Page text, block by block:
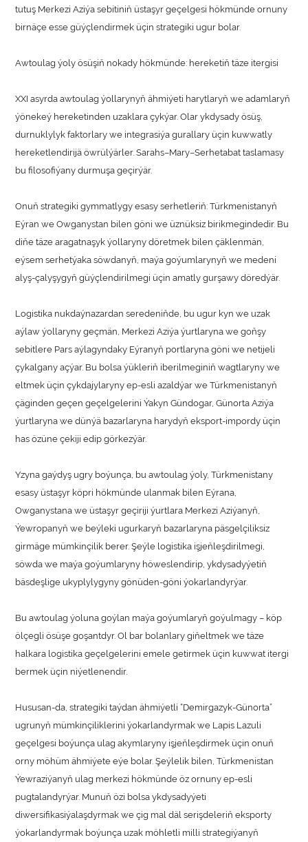
tutuş Merkezi Aziýa sebitiniň üstaşyr geçelgesi hökmünde ornuny
birnäçe esse güýçlendirmek üçin strategiki ugur bolar.
Awtoulag ýoly ösüşiň nokady hökmünde: hereketiň täze itergisi
XXI asyrda awtoulag ýollarynyň ähmiýeti harytlaryň we adamlaryň
ýönekeý hereketinden uzaklara çykýar. Olar ykdysady ösüş,
durnuklylyk faktorlary we integrasiýa gurallary üçin kuwwatly
hereketlendirijä öwrülýärler. Sarahs–Mary–Serhetabat taslamasy
bu filosofiýany durmuşa geçirýär.
Onuň strategiki gymmatlygy esasy serhetleriň: Türkmenistanyň
Eýran we Owganystan bilen göni we üznüksiz birikmegindedir. Bu
diňe täze aragatnaşyk ýollaryny döretmek bilen çäklenmän,
eýsem serhetýaka söwdanyň, maýa goýumlarynyň we medeni
alyş-çalyşygyň güýçlendirilmegi üçin amatly gurşawy döredýär.
Logistika nukdaýnazardan seredeniňde, bu ugur kyn we uzak
aýlaw ýollaryny geçmän, Merkezi Aziýa ýurtlaryna we goňşy
sebitlere Pars aýlagyndaky Eýranyň portlaryna göni we netijeli
çykalgany açýar. Bu bolsa ýükleriň iberilmeginiň wagtlaryny we
eltmek üçin çykdajylaryny ep-esli azaldýar we Türkmenistanyň
çäginden geçen geçelgelerini Ýakyn Gündogar, Günorta Aziýa
ýurtlaryna we dünýä bazarlaryna harydyň eksport-impordy üçin
has özüne çekiji edip görkezýär.
Yzyna gaýdyş ugry boýunça, bu awtoulag ýoly, Türkmenistany
esasy üstaşyr köpri hökmünde ulanmak bilen Eýrana,
Owganystana we üstaşyr geçiriji ýurtlara Merkezi Aziýanyň,
Ýewropanyň we beýleki ugurkaryň bazarlaryna päsgelçiliksiz
girmäge mümkinçilik berer. Şeýle logistika işjeňleşdirilmegi,
söwda we maýa goýumlaryny höweslendirip, ykdysadyýetiň
bäsdeşlige ukyplylygyny gönüden-göni ýokarlandyrýar.
Bu awtoulag ýoluna goýlan maýa goýumlaryň goýulmagy – köp
ölçegli ösüşe goşantdyr. Ol bar bolanlary giňeltmek we täze
halkara logistika geçelgelerini emele getirmek üçin kuwwat itergi
bermek üçin niýetlenendir.
Hususan-da, strategiki taýdan ähmiýetli “Demirgazyk-Günorta”
ugrunyň mümkinçiliklerini ýokarlandyrmak we Lapis Lazuli
geçelgesi boýunça ulag akymlaryny işjeňleşdirmek üçin onuň
orny möhüm ähmiýete eýe bolar. Şeýlelik bilen, Türkmenistan
Ýewraziýanyň ulag merkezi hökmünde öz ornuny ep-esli
pugtalandyrýar. Munuň özi bolsa ykdysadyýeti
diwersifikasiýalaşdyrmak we çig mal däl serişdeleriň eksporty
ýokarlandyrmak boýunça uzak möhletli milli strategiýanyň